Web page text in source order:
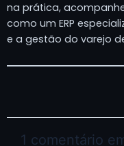
na prática,
como um ERP
e a gestão do varejo
1 comentário